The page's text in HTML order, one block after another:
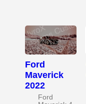
Ford
Maverick
2022
Ford